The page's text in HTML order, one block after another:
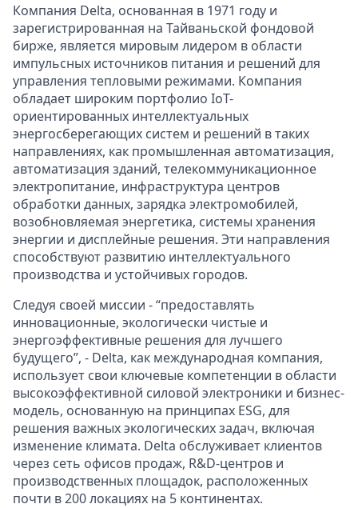
Компания Delta, основанная в 1971 году и
зарегистрированная на Тайваньской фондовой
бирже, является мировым лидером в области
импульсных источников питания и решений для
управления тепловыми режимами. Компания
обладает широким портфолио IoT-
ориентированных интеллектуальных
энергосберегающих систем и решений в таких
направлениях, как промышленная автоматизация,
автоматизация зданий, телекоммуникационное
электропитание, инфраструктура центров
обработки данных, зарядка электромобилей,
возобновляемая энергетика, системы хранения
энергии и дисплейные решения. Эти направления
способствуют развитию интеллектуального
производства и устойчивых городов.
Следуя своей миссии - “предоставлять
инновационные, экологически чистые и
энергоэффективные решения для лучшего
будущего”, - Delta, как международная компания,
использует свои ключевые компетенции в области
высокоэффективной силовой электроники и бизнес-
модель, основанную на принципах ESG, для
решения важных экологических задач, включая
изменение климата. Delta обслуживает клиентов
через сеть офисов продаж, R&D-центров и
производственных площадок, расположенных
почти в 200 локациях на 5 континентах.